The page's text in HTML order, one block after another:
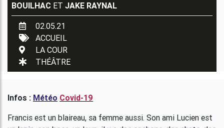
BOUILHAC ET JAKE RAYNAL
02.05.21
ACCUEIL
LA COUR
THÉÂTRE
Infos : Météo Covid-19
Francis est un blaireau, sa femme aussi. Son ami Lucien est